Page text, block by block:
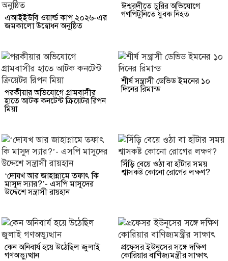
এআইইউবি ওয়ার্ল্ড কাপ ২০২৬-এর
জমকালো উদ্বোধন অনুষ্ঠিত
ঈশ্বরদীতে চুরির অভিযোগে
গণপিটুনিতে যুবক নিহত
পরকীয়ার অভিযোগে গ্রামবাসীর
হাতে আটক কনটেন্ট ক্রিয়েটর রিপন
মিয়া
শীর্ষ সন্ত্রাসী ডেভিড ইমনের ১০
দিনের রিমান্ড
‘দোযখ আর জাহান্নামে তফাৎ কি
মাসুদ স্যার?’- এসপি মাসুদের
উদ্দেশে সন্ত্রাসী রায়হান
সিঁড়ি বেয়ে ওঠা বা হাঁটার সময়
শ্বাসকষ্ট কোনো রোগের লক্ষণ?
কেন অনিবার্য হয়ে উঠেছিল জুলাই
গণঅভ্যুত্থান
প্রফেসর ইউনূসের সঙ্গে দক্ষিণ
কোরিয়ার বাণিজ্যমন্ত্রীর সাক্ষাৎ